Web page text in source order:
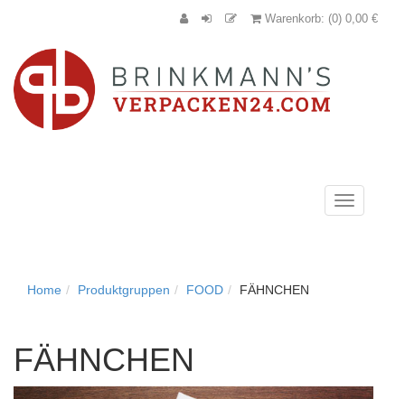
Warenkorb: (0) 0,00 €
Navigation
anzeigen
Home Produktgruppen FOOD FÄHNCHEN
FÄHNCHEN